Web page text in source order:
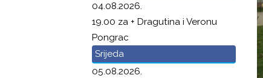
04.08.2026.
19.00 za + Dragutina i Veronu
Pongrac
Srijeda
05.08.2026.